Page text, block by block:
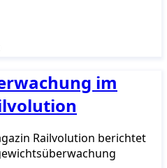
im
Railvolution berichtet